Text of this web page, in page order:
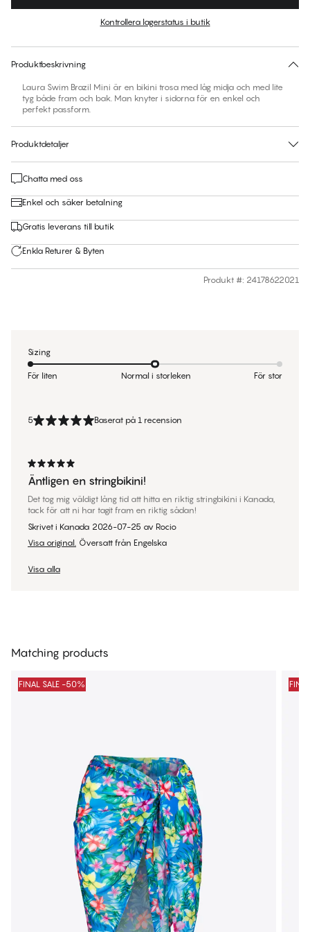
Ingen storlek föreslås för den här produkten
Kontrollera lagerstatus i butik
Produktbeskrivning
Laura Swim Brazil Mini är en bikini trosa med låg midja och med lite
tyg både fram och bak. Man knyter i sidorna för en enkel och
perfekt passform.
Produktdetaljer
Chatta med oss
Enkel och säker betalning
Gratis leverans till butik
Enkla Returer & Byten
Produkt #: 24178622021
5 Baserat på 1 recension
Äntligen en stringbikini!
Det tog mig väldigt lång tid att hitta en riktig stringbikini i Kanada,
tack för att ni har tagit fram en riktig sådan!
Skrivet i Kanada 2026-07-25 av Rocio
Visa original. Översatt från Engelska
Visa alla
Sizing
För liten Normal i storleken För stor
Matching products
FINAL SALE -50%